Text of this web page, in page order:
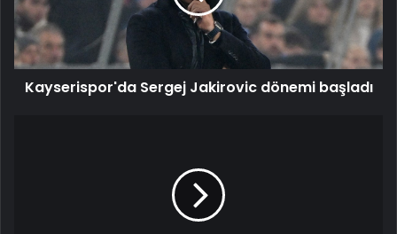
Kayserispor'da Sergej Jakirovic dönemi başladı